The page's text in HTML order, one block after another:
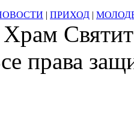
| ПРИХОД |
права